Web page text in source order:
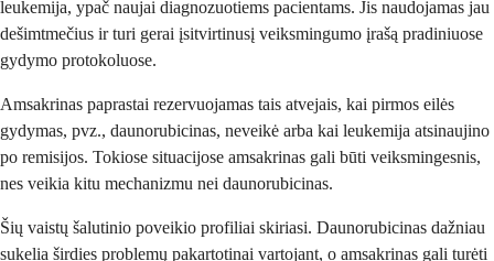
leukemija, ypač naujai diagnozuotiems pacientams. Jis naudojamas jau
dešimtmečius ir turi gerai įsitvirtinusį veiksmingumo įrašą pradiniuose
gydymo protokoluose.
Amsakrinas paprastai rezervuojamas tais atvejais, kai pirmos eilės
gydymas, pvz., daunorubicinas, neveikė arba kai leukemija atsinaujino
po remisijos. Tokiose situacijose amsakrinas gali būti veiksmingesnis,
nes veikia kitu mechanizmu nei daunorubicinas.
Šių vaistų šalutinio poveikio profiliai skiriasi. Daunorubicinas dažniau
sukelia širdies problemų pakartotinai vartojant, o amsakrinas gali turėti